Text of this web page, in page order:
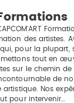
des artistes.
pour la plupart,
mettons tout en
sur le chemin de
de
Nos
pour intervenir…